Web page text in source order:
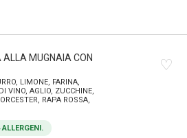
ALLA MUGNAIA CON
LIMONE, FARINA,
VINO, AGLIO, ZUCCHINE,
RAPA ROSSA,
♡